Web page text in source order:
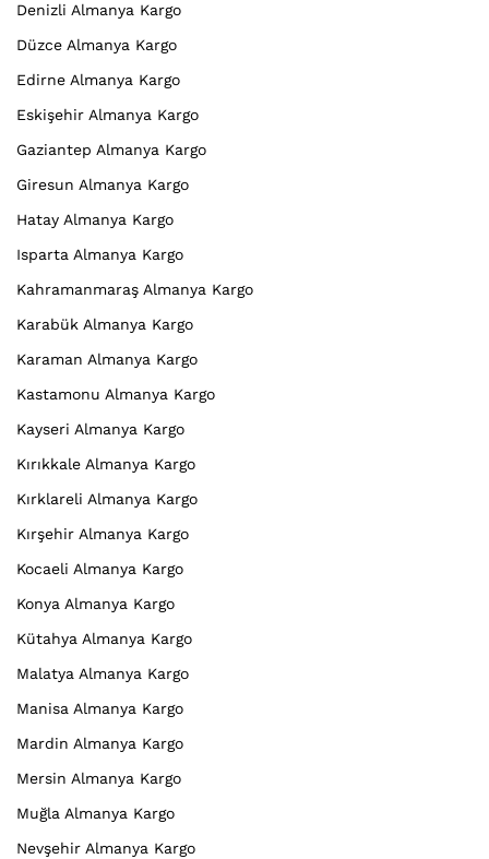
Denizli Almanya Kargo
Düzce Almanya Kargo
Edirne Almanya Kargo
Eskişehir Almanya Kargo
Gaziantep Almanya Kargo
Giresun Almanya Kargo
Hatay Almanya Kargo
Isparta Almanya Kargo
Kahramanmaraş Almanya Kargo
Karabük Almanya Kargo
Karaman Almanya Kargo
Kastamonu Almanya Kargo
Kayseri Almanya Kargo
Kırıkkale Almanya Kargo
Kırklareli Almanya Kargo
Kırşehir Almanya Kargo
Kocaeli Almanya Kargo
Konya Almanya Kargo
Kütahya Almanya Kargo
Malatya Almanya Kargo
Manisa Almanya Kargo
Mardin Almanya Kargo
Mersin Almanya Kargo
Muğla Almanya Kargo
Nevşehir Almanya Kargo